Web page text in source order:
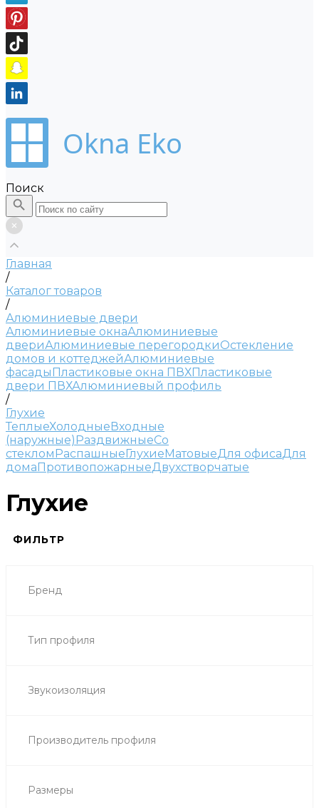
Okna Eko
Поиск
Главная
/
Каталог товаров
/
Алюминиевые двери
Алюминиевые окнаАлюминиевые
двериАлюминиевые перегородкиОстекление
домов и коттеджейАлюминиевые
фасадыПластиковые окна ПВХПластиковые
двери ПВХАлюминиевый профиль
/
Глухие
ТеплыеХолодныеВходные
(наружные)РаздвижныеСо
стекломРаспашныеГлухиеМатовыеДля офисаДля
домаПротивопожарныеДвухстворчатые
Глухие
ФИЛЬТР
Бренд
Тип профиля
Звукоизоляция
Производитель профиля
Размеры